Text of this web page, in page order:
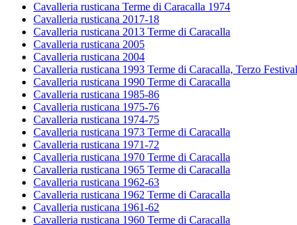
Cavalleria rusticana Terme di Caracalla 1974
Cavalleria rusticana 2017-18
Cavalleria rusticana 2013 Terme di Caracalla
Cavalleria rusticana 2005
Cavalleria rusticana 2004
Cavalleria rusticana 1993 Terme di Caracalla, Terzo
Cavalleria rusticana 1990 Terme di Caracalla
Cavalleria rusticana 1985-86
Cavalleria rusticana 1975-76
Cavalleria rusticana 1974-75
Cavalleria rusticana 1973 Terme di Caracalla
Cavalleria rusticana 1971-72
Cavalleria rusticana 1970 Terme di Caracalla
Cavalleria rusticana 1965 Terme di Caracalla
Cavalleria rusticana 1962-63
Cavalleria rusticana 1962 Terme di Caracalla
Cavalleria rusticana 1961-62
Cavalleria rusticana 1960 Terme di Caracalla